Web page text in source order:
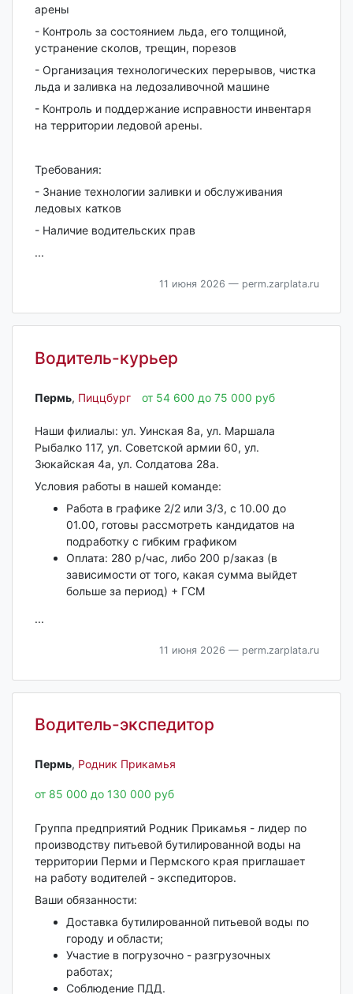
арены
- Контроль за состоянием льда, его толщиной,
устранение сколов, трещин, порезов
- Организация технологических перерывов, чистка
льда и заливка на ледозаливочной машине
- Контроль и поддержание исправности инвентаря
на территории ледовой арены.
Требования:
- Знание технологии заливки и обслуживания
ледовых катков
- Наличие водительских прав
...
11 июня 2026 — perm.zarplata.ru
Водитель-курьер
Пермь‎, Пиццбург от 54 600 до 75 000 руб
Наши филиалы: ул. Уинская 8а, ул. Маршала
Рыбалко 117, ул. Советской армии 60, ул.
Зюкайская 4а, ул. Солдатова 28а.
Условия работы в нашей команде:
Работа в графике 2/2 или 3/3, с 10.00 до
01.00, готовы рассмотреть кандидатов на
подработку с гибким графиком
Оплата: 280 р/час, либо 200 р/заказ (в
зависимости от того, какая сумма выйдет
больше за период) + ГСМ
...
11 июня 2026 — perm.zarplata.ru
Водитель-экспедитор
Пермь‎, Родник Прикамья
от 85 000 до 130 000 руб
Группа предприятий Родник Прикамья - лидер по
производству питьевой бутилированной воды на
территории Перми и Пермского края приглашает
на работу водителей - экспедиторов.
Ваши обязанности:
Доставка бутилированной питьевой воды по
городу и области;
Участие в погрузочно - разгрузочных
работах;
Соблюдение ПДД.